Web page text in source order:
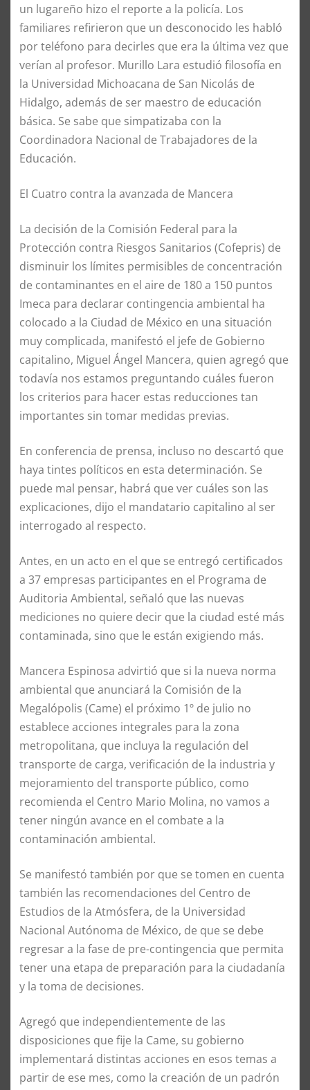
un lugareño hizo el reporte a la policía. Los
familiares refirieron que un desconocido les habló
por teléfono para decirles que era la última vez que
verían al profesor. Murillo Lara estudió filosofía en
la Universidad Michoacana de San Nicolás de
Hidalgo, además de ser maestro de educación
básica. Se sabe que simpatizaba con la
Coordinadora Nacional de Trabajadores de la
Educación.
El Cuatro contra la avanzada de Mancera
La decisión de la Comisión Federal para la
Protección contra Riesgos Sanitarios (Cofepris) de
disminuir los límites permisibles de concentración
de contaminantes en el aire de 180 a 150 puntos
Imeca para declarar contingencia ambiental ha
colocado a la Ciudad de México en una situación
muy complicada, manifestó el jefe de Gobierno
capitalino, Miguel Ángel Mancera, quien agregó que
todavía nos estamos preguntando cuáles fueron
los criterios para hacer estas reducciones tan
importantes sin tomar medidas previas.
En conferencia de prensa, incluso no descartó que
haya tintes políticos en esta determinación. Se
puede mal pensar, habrá que ver cuáles son las
explicaciones, dijo el mandatario capitalino al ser
interrogado al respecto.
Antes, en un acto en el que se entregó certificados
a 37 empresas participantes en el Programa de
Auditoria Ambiental, señaló que las nuevas
mediciones no quiere decir que la ciudad esté más
contaminada, sino que le están exigiendo más.
Mancera Espinosa advirtió que si la nueva norma
ambiental que anunciará la Comisión de la
Megalópolis (Came) el próximo 1º de julio no
establece acciones integrales para la zona
metropolitana, que incluya la regulación del
transporte de carga, verificación de la industria y
mejoramiento del transporte público, como
recomienda el Centro Mario Molina, no vamos a
tener ningún avance en el combate a la
contaminación ambiental.
Se manifestó también por que se tomen en cuenta
también las recomendaciones del Centro de
Estudios de la Atmósfera, de la Universidad
Nacional Autónoma de México, de que se debe
regresar a la fase de pre-contingencia que permita
tener una etapa de preparación para la ciudadanía
y la toma de decisiones.
Agregó que independientemente de las
disposiciones que fije la Came, su gobierno
implementará distintas acciones en esos temas a
partir de ese mes, como la creación de un padrón